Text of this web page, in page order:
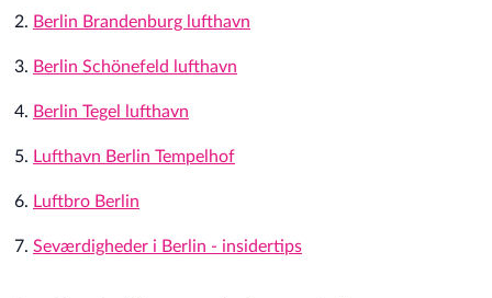
Berlin Brandenburg lufthavn
Berlin Schönefeld lufthavn
Berlin Tegel lufthavn
Lufthavn Berlin Tempelhof
Luftbro Berlin
Seværdigheder i Berlin - insidertips